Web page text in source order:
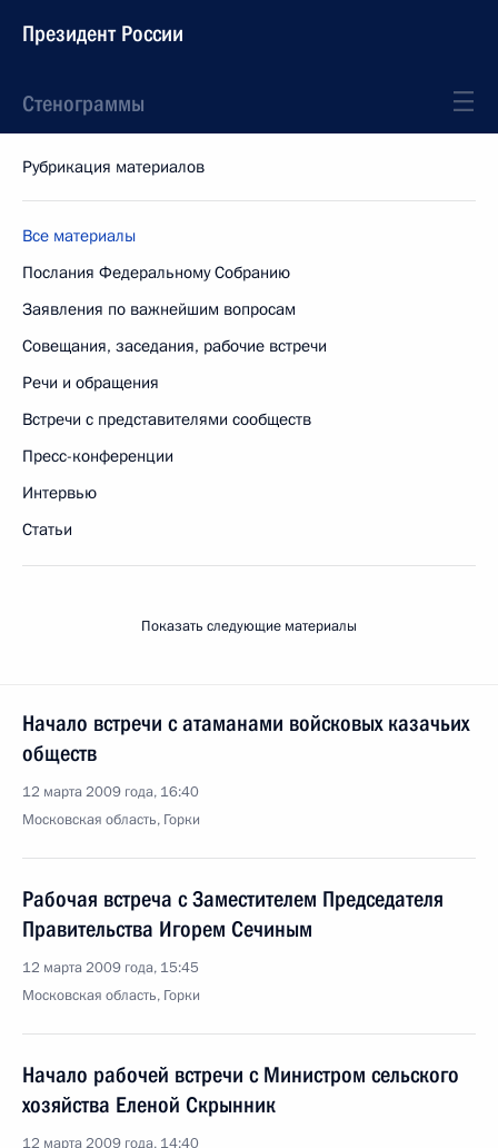
Президент России
Стенограммы
Рубрикация материалов
Все материалы
Послания Федеральному Собранию
Заявления по важнейшим вопросам
Совещания, заседания, рабочие встречи
Речи и обращения
Встречи с представителями сообществ
Пресс-конференции
Интервью
Статьи
Показать следующие материалы
Начало встречи с атаманами войсковых казачьих
обществ
12 марта 2009 года, 16:40
Московская область, Горки
Рабочая встреча с Заместителем Председателя
Правительства Игорем Сечиным
12 марта 2009 года, 15:45
Московская область, Горки
Начало рабочей встречи с Министром сельского
хозяйства Еленой Скрынник
12 марта 2009 года, 14:40